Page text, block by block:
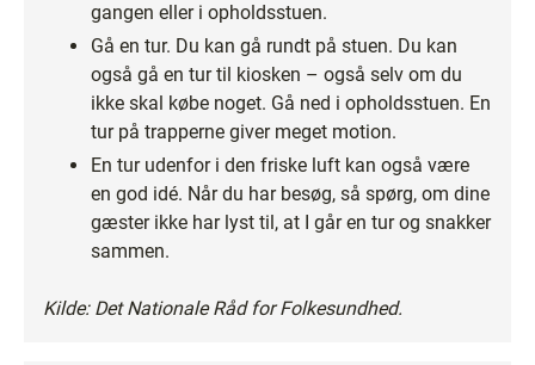
gangen eller i opholdsstuen.
Gå en tur. Du kan gå rundt på stuen. Du kan
også gå en tur til kiosken – også selv om du
ikke skal købe noget. Gå ned i opholdsstuen. En
tur på trapperne giver meget motion.
En tur udenfor i den friske luft kan også være
en god idé. Når du har besøg, så spørg, om dine
gæster ikke har lyst til, at I går en tur og snakker
sammen.
Kilde: Det Nationale Råd for Folkesundhed.